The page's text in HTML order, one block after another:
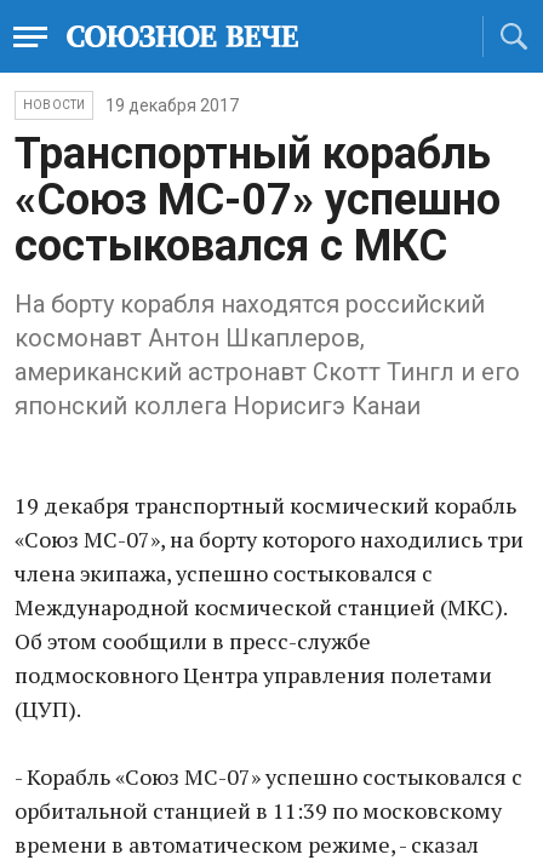
НОВОСТИ 19 декабря 2017
Транспортный корабль
«Союз МС-07» успешно
состыковался с МКС
На борту корабля находятся российский
космонавт Антон Шкаплеров,
американский астронавт Скотт Тингл и его
японский коллега Норисигэ Канаи
19 декабря транспортный космический корабль
«Союз МС-07», на борту которого находились три
члена экипажа, успешно состыковался с
Международной космической станцией (МКС).
Об этом сообщили в пресс-службе
подмосковного Центра управления полетами
(ЦУП).
- Корабль «Союз МС-07» успешно состыковался с
орбитальной станцией в 11:39 по московскому
времени в автоматическом режиме, - сказал